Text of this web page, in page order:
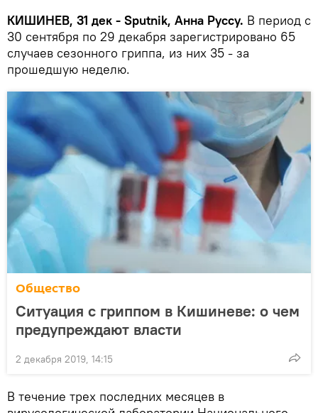
КИШИНЕВ, 31 дек - Sputnik, Анна Руссу. В период с
30 сентября по 29 декабря зарегистрировано 65
случаев сезонного гриппа, из них 35 - за
прошедшую неделю.
Общество
Ситуация с гриппом в Кишиневе: о чем
предупреждают власти
2 декабря 2019, 14:15
В течение трех последних месяцев в